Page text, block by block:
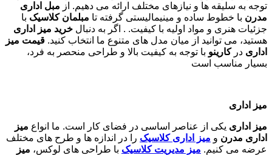
توجه به سلیقه ها و نیازهای مختلف ارائه می دهیم. از مبل اداری
مدرن با خطوط ساده و مینیمالیستی گرفته تا مبلمان کلاسیک با
جزئیات هنری و مواد اولیه با کیفیت. . اگر به دنبال خرید میز اداری
هستید، می توانید از میان مدل های متنوع ما انتخاب کنید. قیمت میز
اداری درکارینو با توجه به کیفیت بالا و طراحی منحصر به فرد،
بسیار مناسب است
میز اداری
میز اداری یکی از عناصر اساسی در فضای کار است. ما انواع میز
اداری مدرن و میز اداری کلاسیک را در اندازه ها و طرح های مختلف
عرضه می کنیم. میز مدیریت کلاسیک با طراحی های لوکس، میز